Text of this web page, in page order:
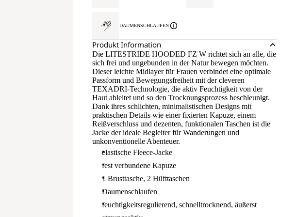
DAUMENSCHLAUFEN
Produkt Information
Die LITESTRIDE HOODED FZ W richtet sich an alle, die
sich frei und ungebunden in der Natur bewegen möchten.
Dieser leichte Midlayer für Frauen verbindet eine optimale
Passform und Bewegungsfreiheit mit der cleveren
TEXADRI-Technologie, die aktiv Feuchtigkeit von der
Haut ableitet und so den Trocknungsprozess beschleunigt.
Dank ihres schlichten, minimalistischen Designs mit
praktischen Details wie einer fixierten Kapuze, einem
Reißverschluss und dezenten, funktionalen Taschen ist die
Jacke der ideale Begleiter für Wanderungen und
unkonventionelle Abenteuer.
elastische Fleece-Jacke
fest verbundene Kapuze
1 Brusttasche, 2 Hüfttaschen
Daumenschlaufen
feuchtigkeitsregulierend, schnelltrocknend, äußerst